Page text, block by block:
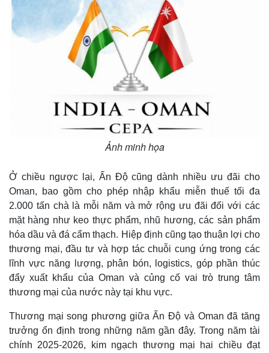
Thế giới
Quan sát
Cuộc sống đó đây
Hồ sơ
Multimedia
Video
Ảnh
E-Magazine
Infographic
Ảnh minh họa
Ở chiều ngược lại, Ấn Độ cũng dành nhiều ưu đãi cho
Oman, bao gồm cho phép nhập khẩu miễn thuế tối đa
2.000 tấn chà là mỗi năm và mở rộng ưu đãi đối với các
mặt hàng như keo thực phẩm, nhũ hương, các sản phẩm
hóa dầu và đá cẩm thạch. Hiệp định cũng tạo thuận lợi cho
thương mại, đầu tư và hợp tác chuỗi cung ứng trong các
lĩnh vực năng lượng, phân bón, logistics, góp phần thúc
đẩy xuất khẩu của Oman và củng cố vai trò trung tâm
thương mại của nước này tại khu vực.
Thương mại song phương giữa Ấn Độ và Oman đã tăng
trưởng ổn định trong những năm gần đây. Trong năm tài
chính 2025-2026, kim ngạch thương mại hai chiều đạt